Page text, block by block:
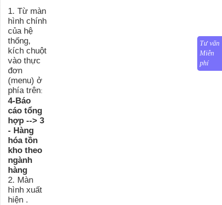
1. Từ màn
hình chính
của hệ
thống,
kích chuột
vào thực
đơn
(menu) ở
phía trên:
4-Báo
cáo tổng
hợp --> 3
- Hàng
hóa tồn
kho theo
ngành
hàng
2. Màn
hình xuất
hiện .
Tư vấn
Miễn
phí